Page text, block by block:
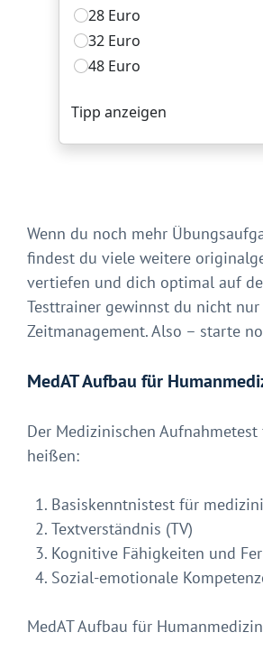
Wenn du noch mehr
findest du viele weitere
vertiefen und dich optimal auf
Testtrainer gewinnst du nicht
Zeitmanagement. Also – starte
MedAT Aufbau für
Der Medizinischen
heißen:
Basiskenntnistest für
Textverständnis (TV)
Kognitive Fähigkeiten und
Sozial-emotionale
MedAT Aufbau für